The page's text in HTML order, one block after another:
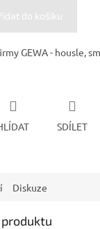
do košíku
GEWA - housle,
SDÍLET
Diskuze